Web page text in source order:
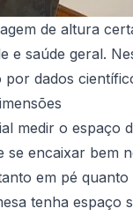
de altura
e saúde geral.
por dados
medir o
encaixar bem
em pé quanto
tenha espaço